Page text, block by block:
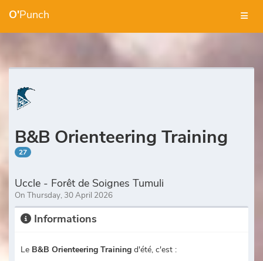
O'Punch
B&B Orienteering Training
27
Uccle - Forêt de Soignes Tumuli
On Thursday, 30 April 2026
Informations
Le B&B Orienteering Training d'été, c'est :